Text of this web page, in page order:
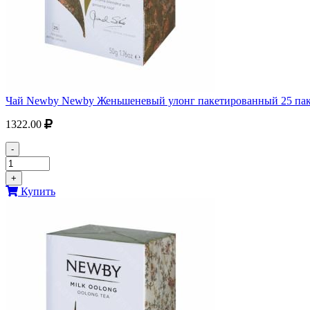
Чай Newby Newby Женьшеневый улонг пакетированный 25
1322.00
-
+
Купить